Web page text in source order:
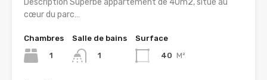
Description Superbe appartement de 40m2, situé au
cœur du parc…
Chambres
1
Salle de bains
1
Surface
40 M²